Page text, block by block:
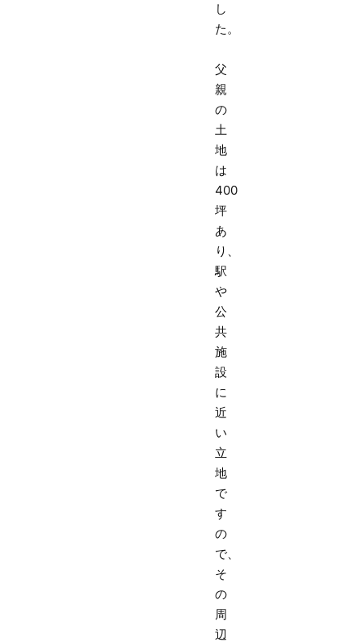
し
た。
父
親
の
土
地
は
400
坪
あ
り、
駅
や
公
共
施
設
に
近
い
立
地
で
す
の
で、
そ
の
周
辺